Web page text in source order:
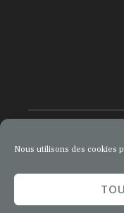
Nous utilisons des cookies